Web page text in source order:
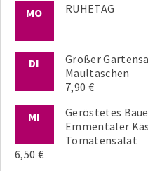
MO RUHETAG
DI
Großer
Maultaschen
7,90 €
MI
Geröstetes
Emmentaler
Tomatensalat
6,50 €